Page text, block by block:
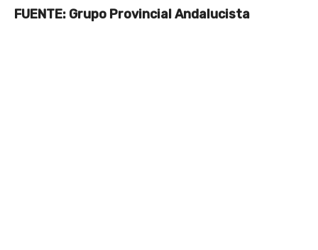
FUENTE: Grupo Provincial Andalucista